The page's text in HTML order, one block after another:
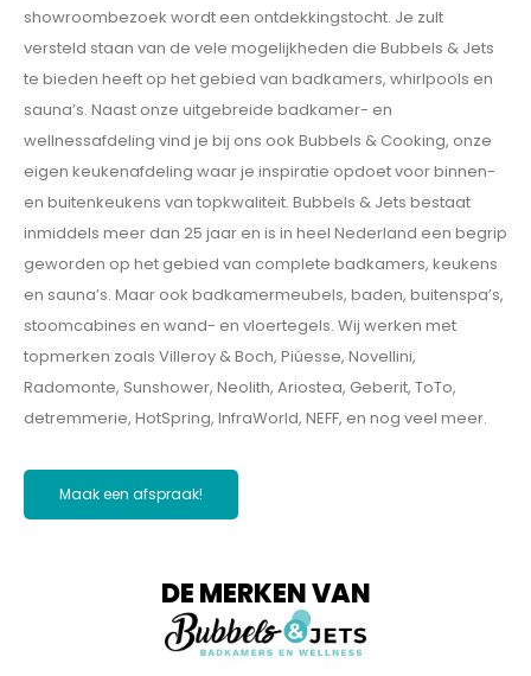
showroombezoek wordt een ontdekkings­tocht. Je zult
versteld staan van de vele mogelijkheden die Bubbels & Jets
te bieden heeft op het gebied van badkamers, whirlpools en
sauna’s. Naast onze uitgebreide badkamer- en
wellnessafdeling vind je bij ons ook Bubbels & Cooking, onze
eigen keukenafdeling waar je inspiratie opdoet voor binnen-
en buitenkeukens van topkwaliteit. Bubbels & Jets bestaat
inmiddels meer dan 25 jaar en is in heel Nederland een begrip
geworden op het gebied van complete badkamers, keukens
en sauna’s. Maar ook badkamermeubels, baden, buitenspa’s,
stoomcabines en wand- en vloertegels. Wij werken met
topmerken zoals Villeroy & Boch, Piúesse, Novellini,
Radomonte, Sunshower, Neolith, Ariostea, Geberit, ToTo,
detremmerie, HotSpring, InfraWorld, NEFF, en nog veel meer.
Maak een afspraak!
DE MERKEN VAN